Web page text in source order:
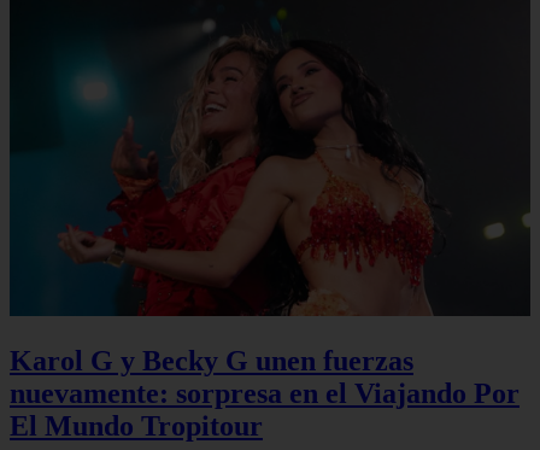
Karol G y Becky G unen fuerzas
nuevamente: sorpresa en el Viajando Por
El Mundo Tropitour